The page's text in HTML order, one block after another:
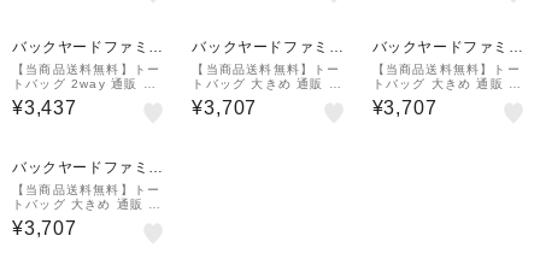
バックヤードファミリ
ー
【当商品送料無料】トー
トバッグ 2way 通販 シ
ョルダーバッグ メンズ
大きめ ファスナー付き
¥3,437
バックヤードファミリ
ー【当商品送料無料】トー
トバッグ 大きめ 通販 レ
ディース メンズ ショル
ダーバッグ ファスナー付
¥3,707
バックヤードファミリ
ー
【当商品送料無料】トー
トバッグ 大きめ 通販 レ
ディース メンズ ショル
ダーバッグ ファスナー付
¥3,707
バックヤードファミリ
ー
【当商品送料無料】トー
トバッグ 大きめ 通販 レ
ディース メンズ ショル
ダーバッグ ファスナー付
¥3,707